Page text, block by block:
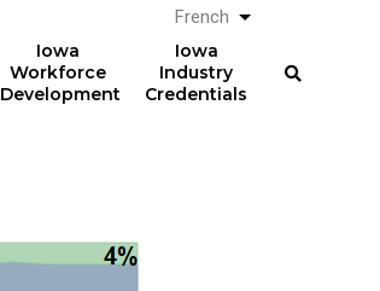
Iowa
Workforce
Development
Iowa
Industry
Credentials
French Lister les